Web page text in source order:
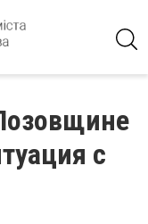
с